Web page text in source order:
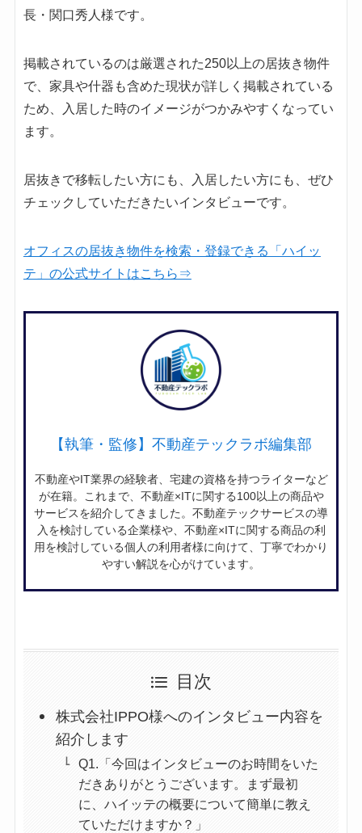
長・関口秀人様です。
掲載されているのは厳選された250以上の居抜き物件
で、家具や什器も含めた現状が詳しく掲載されている
ため、入居した時のイメージがつかみやすくなってい
ます。
居抜きで移転したい方にも、入居したい方にも、ぜひ
チェックしていただきたいインタビューです。
オフィスの居抜き物件を検索・登録できる「ハイッ
テ」の公式サイトはこちら⇒
【執筆・監修】不動産テックラボ編集部
不動産やIT業界の経験者、宅建の資格を持つライターなど
が在籍。これまで、不動産×ITに関する100以上の商品や
サービスを紹介してきました。不動産テックサービスの導
入を検討している企業様や、不動産×ITに関する商品の利
用を検討している個人の利用者様に向けて、丁寧でわかり
やすい解説を心がけています。
目次
株式会社IPPO様へのインタビュー内容を
紹介します
Q1.「今回はインタビューのお時間をいた
だきありがとうございます。まず最初
に、ハイッテの概要について簡単に教え
ていただけますか？」